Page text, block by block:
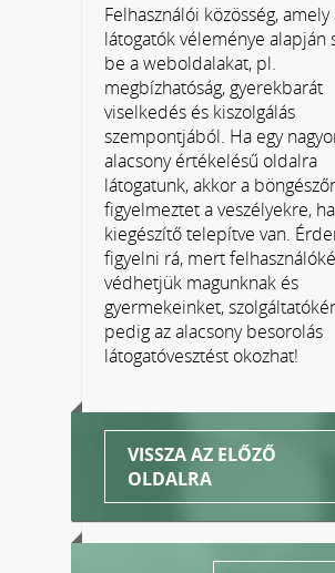
Felhasználói közösség, amely
látogatók véleménye alapján
be a weboldalakat, pl.
megbízhatóság, gyerekbarát
viselkedés és kiszolgálás
szempontjából. Ha egy
alacsony értékelésű oldalra
látogatunk, akkor a
figyelmeztet a veszélyekre,
kiegészítő telepítve van.
figyelni rá, mert
védhetjük magunknak és
gyermekeinket,
pedig az alacsony besorolás
látogatóvesztést okozhat!
VISSZA AZ ELŐZŐ
OLDALRA